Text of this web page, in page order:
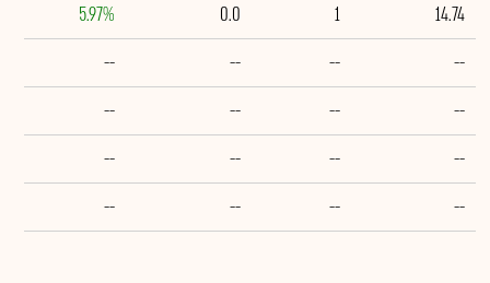
14.74
1
0.0
5.97%
--
--
--
--
--
--
--
--
--
--
--
--
--
--
--
--